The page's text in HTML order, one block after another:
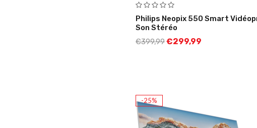
Philips Neopix 550 Smart
Son Stéréo
€399,99€299,99
-25%